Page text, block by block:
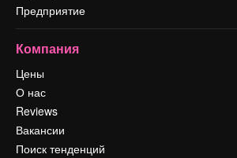
Предприятие
Компания
Цены
О нас
Reviews
Вакансии
Поиск тенденций